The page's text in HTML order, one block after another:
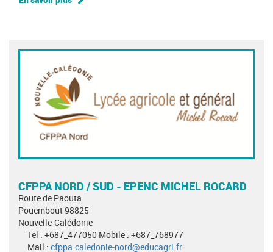
CFPPA NORD / SUD - EPENC MICHEL ROCARD
Route de Paouta
Pouembout 98825
Nouvelle-Calédonie
Tel : +687_477050 Mobile : +687_768977
Mail : cfppa.caledonie-nord@educagri.fr